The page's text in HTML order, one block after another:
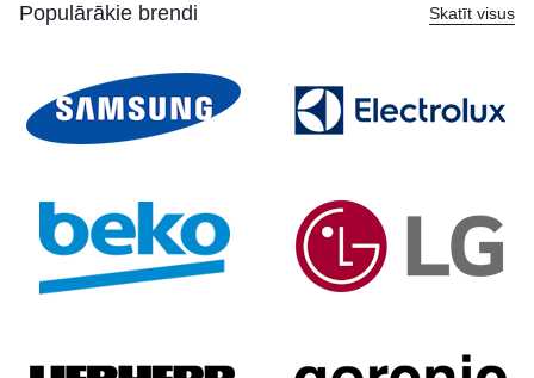
Populārākie brendi Skatīt visus